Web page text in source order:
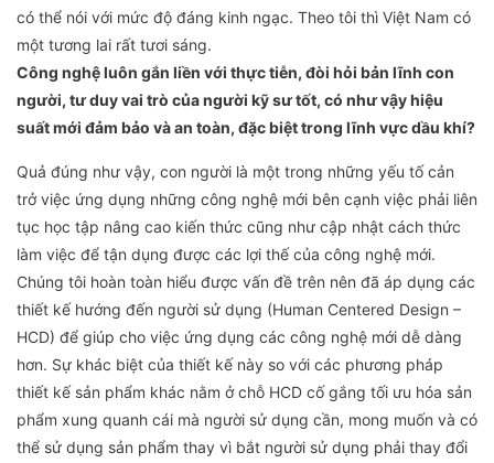
có thể nói với mức độ đáng kinh ngạc. Theo tôi thì Việt Nam có
một tương lai rất tươi sáng.
Công nghệ luôn gắn liền với thực tiễn, đòi hỏi bản lĩnh con
người, tư duy vai trò của người kỹ sư tốt, có như vậy hiệu
suất mới đảm bảo và an toàn, đặc biệt trong lĩnh vực dầu khí?
Quả đúng như vậy, con người là một trong những yếu tố cản
trở việc ứng dụng những công nghệ mới bên cạnh việc phải liên
tục học tập nâng cao kiến thức cũng như cập nhật cách thức
làm việc để tận dụng được các lợi thế của công nghệ mới.
Chúng tôi hoàn toàn hiểu được vấn đề trên nên đã áp dụng các
thiết kế hướng đến người sử dụng (Human Centered Design –
HCD) để giúp cho việc ứng dụng các công nghệ mới dễ dàng
hơn. Sự khác biệt của thiết kế này so với các phương pháp
thiết kế sản phẩm khác nằm ở chỗ HCD cố gắng tối ưu hóa sản
phẩm xung quanh cái mà người sử dụng cần, mong muốn và có
thể sử dụng sản phẩm thay vì bắt người sử dụng phải thay đổi